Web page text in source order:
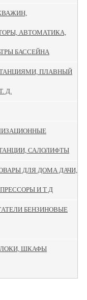
АВТОМАТИКА,
БАССЕЙНА
ПЛАВНЫЙ
Д.
САЛОЛИФТЫ
ДЛЯ ДОМА ДАЧИ,
И Т Д
БЕНЗИНОВЫЕ
ШКАФЫ